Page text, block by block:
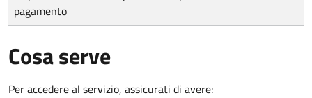
pagamento
Cosa serve
Per accedere al servizio, assicurati di avere: